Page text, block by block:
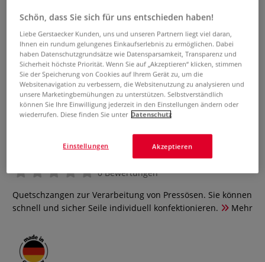
ASRE Presszange Standard-
Ausführung
0 Bewertungen
Quetschzangen zur Verarbeitung von Pressösen. Sie können
schnell und sicher Seile individuell konfektionieren.
Mehr
Schön, dass Sie sich für uns entschieden haben!
Liebe Gerstaecker Kunden, uns und unseren Partnern liegt viel daran,
Ihnen ein rundum gelungenes Einkaufserlebnis zu ermöglichen. Dabei
haben Datenschutzgrundsätze wie Datensparsamkeit, Transparenz und
Sicherheit höchste Priorität. Wenn Sie auf „Akzeptieren“ klicken, stimmen
Sie der Speicherung von Cookies auf Ihrem Gerät zu, um die
Websitenavigation zu verbessern, die Websitenutzung zu analysieren und
unsere Marketingbemühungen zu unterstützen. Selbstverständlich
können Sie Ihre Einwilligung jederzeit in den Einstellungen ändern oder
wiederrufen. Diese finden Sie unter Datenschutz
Akzeptieren
Einstellungen